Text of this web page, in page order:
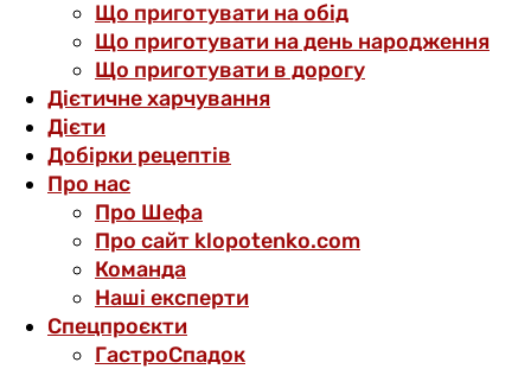
Що приготувати на обід
Що приготувати на день народження
Що приготувати в дорогу
Дієтичне харчування
Дієти
Добірки рецептів
Про нас
Про Шефа
Про сайт klopotenko.com
Команда
Наші експерти
Спецпроєкти
ГастроСпадок